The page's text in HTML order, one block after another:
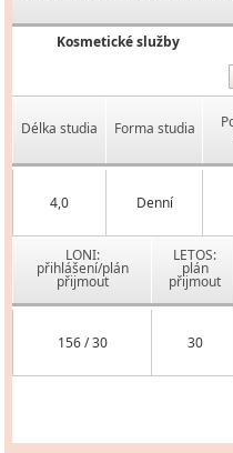
Kosmetické služby
Délka studia Forma studia
4,0 Denní
LONI:
přihlášení/plán
přijmout
LETOS:
plán
přijmout
156 / 30 30